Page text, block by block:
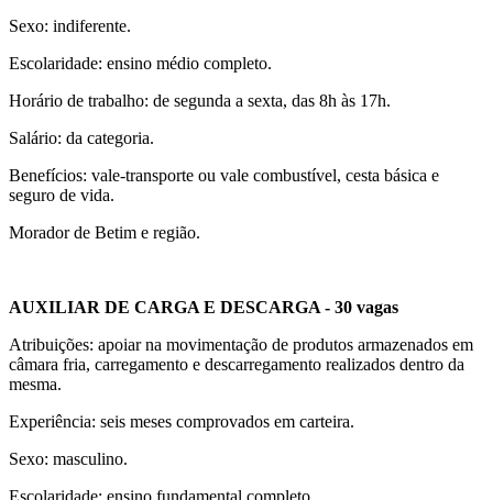
Sexo: indiferente.
Escolaridade: ensino médio completo.
Horário de trabalho: de segunda a sexta, das 8h às 17h.
Salário: da categoria.
Benefícios: vale-transporte ou vale combustível, cesta básica e
seguro de vida.
Morador de Betim e região.
AUXILIAR DE CARGA E DESCARGA - 30 vagas
Atribuições: apoiar na movimentação de produtos armazenados em
câmara fria, carregamento e descarregamento realizados dentro da
mesma.
Experiência: seis meses comprovados em carteira.
Sexo: masculino.
Escolaridade: ensino fundamental completo.